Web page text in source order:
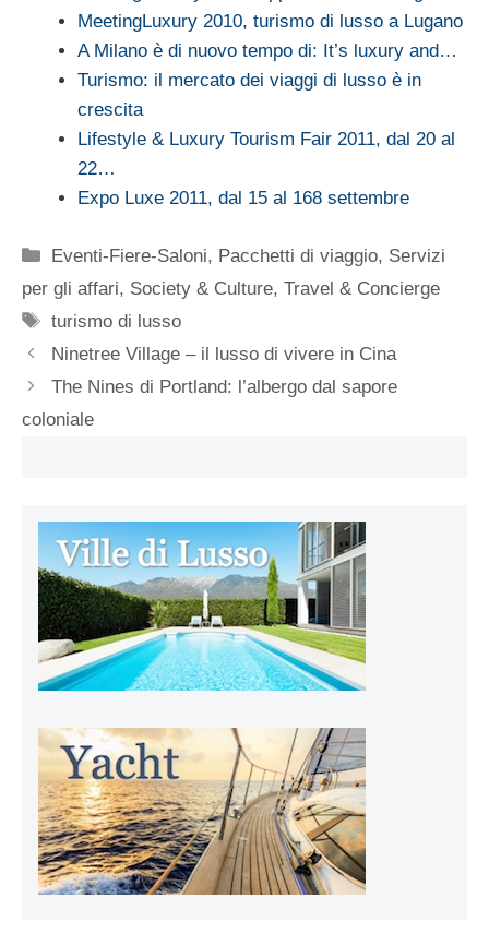
MeetingLuxury 2010, turismo di lusso a Lugano
A Milano è di nuovo tempo di: It’s luxury and…
Turismo: il mercato dei viaggi di lusso è in
crescita
Lifestyle & Luxury Tourism Fair 2011, dal 20 al
22…
Expo Luxe 2011, dal 15 al 168 settembre
Categorie
Eventi-Fiere-Saloni, Pacchetti di viaggio, Servizi
per gli affari, Society & Culture, Travel & Concierge
Tag
turismo di lusso
Ninetree Village – il lusso di vivere in Cina
The Nines di Portland: l’albergo dal sapore
coloniale